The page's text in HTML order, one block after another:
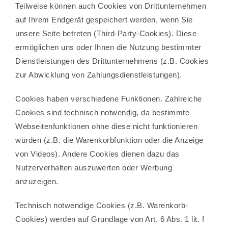
Teilweise können auch Cookies von Drittunternehmen
auf Ihrem Endgerät gespeichert werden, wenn Sie
unsere Seite betreten (Third-Party-Cookies). Diese
ermöglichen uns oder Ihnen die Nutzung bestimmter
Dienstleistungen des Drittunternehmens (z.B. Cookies
zur Abwicklung von Zahlungsdienstleistungen).
Cookies haben verschiedene Funktionen. Zahlreiche
Cookies sind technisch notwendig, da bestimmte
Webseitenfunktionen ohne diese nicht funktionieren
würden (z.B. die Warenkorbfunktion oder die Anzeige
von Videos). Andere Cookies dienen dazu das
Nutzerverhalten auszuwerten oder Werbung
anzuzeigen.
Technisch notwendige Cookies (z.B. Warenkorb-
Cookies) werden auf Grundlage von Art. 6 Abs. 1 lit. f